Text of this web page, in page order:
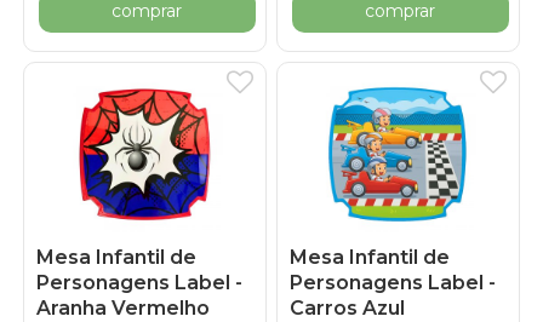
comprar comprar
Mesa Infantil de
Personagens Label -
Aranha Vermelho
Mesa Infantil de
Personagens Label -
Carros Azul